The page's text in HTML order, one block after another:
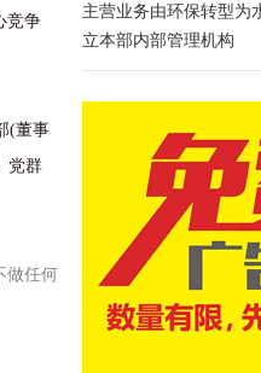
竞争
(董事
党群
做任何
主营业务由环保转型为
立本部内部管理机构